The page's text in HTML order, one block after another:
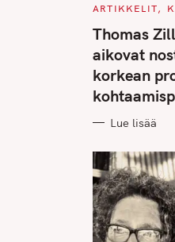
C
T
E
O
R
I
E
S
ARTIKKELIT
Thomas
aikovat
korkean
Lue lisää